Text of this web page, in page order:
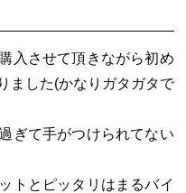
入させて頂きながら初め
ました(かなりガタガタで
ぎて手がつけられてない
トとピッタリはまるバイ